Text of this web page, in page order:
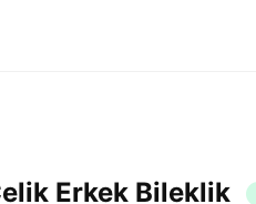
Erkek Bileklik